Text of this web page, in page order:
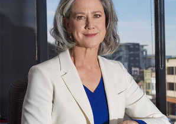
认真应对气候变化